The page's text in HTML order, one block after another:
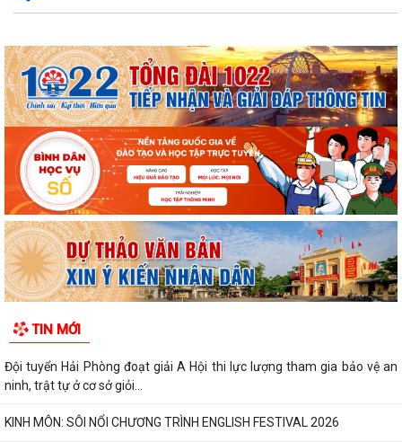
TIN MỚI
Đội tuyển Hải Phòng đoạt giải A Hội thi lực lượng tham gia bảo vệ an
ninh, trật tự ở cơ sở giỏi...
KINH MÔN: SÔI NỔI CHƯƠNG TRÌNH ENGLISH FESTIVAL 2026